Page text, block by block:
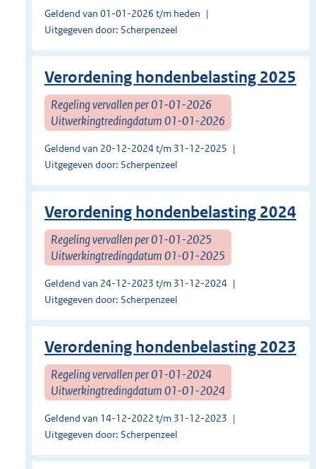
Geldend van 01-01-2026 t/m heden
Uitgegeven door: Scherpenzeel
Verordening hondenbelasting 2025
Regeling vervallen per 01-01-2026
Uitwerkingtredingdatum 01-01-2026
Geldend van 20-12-2024 t/m 31-12-2025
Uitgegeven door: Scherpenzeel
Verordening hondenbelasting 2024
Regeling vervallen per 01-01-2025
Uitwerkingtredingdatum 01-01-2025
Geldend van 24-12-2023 t/m 31-12-2024
Uitgegeven door: Scherpenzeel
Verordening hondenbelasting 2023
Regeling vervallen per 01-01-2024
Uitwerkingtredingdatum 01-01-2024
Geldend van 14-12-2022 t/m 31-12-2023
Uitgegeven door: Scherpenzeel